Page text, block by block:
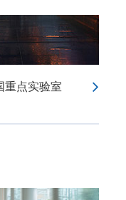
重点实验室